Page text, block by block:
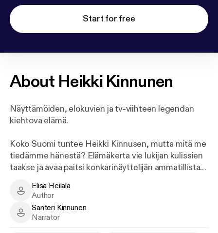
Start for free
About Heikki Kinnunen
Näyttämöiden, elokuvien ja tv-viihteen legendan
kiehtova elämä.
Koko Suomi tuntee Heikki Kinnusen, mutta mitä me
tiedämme hänestä? Elämäkerta vie lukijan kulissien
taakse ja avaa paitsi konkarinäyttelijän ammatillista
tuntojaan.
Alun perin vuonna 2016 ilmestyneessä ja nyt 80-
Elisa Heilala - Author
Elisa Heilala
Author
Santeri Kinnunen - Narrator
Santeri Kinnunen
Narrator